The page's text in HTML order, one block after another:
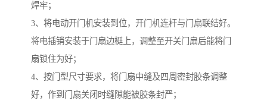
焊牢；
3、将电动开门机安装到位，开门机连杆与门扇联结好。
将电插销安装于门扇边梃上，调整至开关门扇后能将门
扇锁住为好；
4、按门型尺寸要求，将门扇中缝及四周密封胶条调整
好，作到门扇关闭时缝隙能被胶条封严；